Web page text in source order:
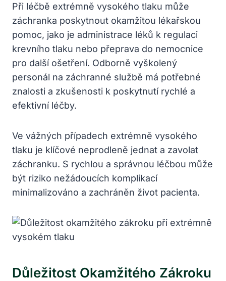
Při léčbě extrémně vysokého tlaku může
záchranka poskytnout okamžitou lékařskou
pomoc, jako je administrace léků k regulaci
krevního tlaku nebo přeprava do nemocnice
pro další ošetření. Odborně vyškolený
personál na záchranné službě má potřebné
znalosti a zkušenosti k poskytnutí rychlé a
efektivní léčby.
Ve vážných případech extrémně vysokého
tlaku je klíčové neprodleně jednat a zavolat
záchranku. S rychlou a správnou léčbou může
být riziko nežádoucích komplikací
minimalizováno a zachráněn život pacienta.
Důležitost Okamžitého Zákroku